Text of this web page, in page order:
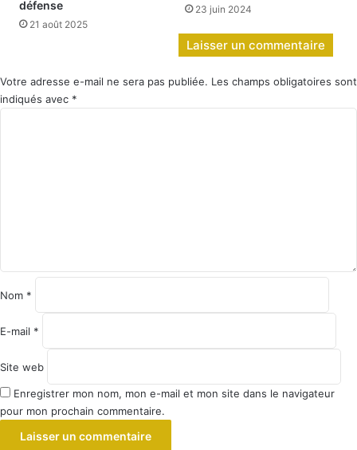
défense
21 août 2025
23 juin 2024
Laisser un commentaire
Votre adresse e-mail ne sera pas publiée. Les champs obligatoires sont
indiqués avec *
r
e
Nom *
E-mail *
Site web
Enregistrer mon nom, mon e-mail et mon site dans le navigateur
pour mon prochain commentaire.